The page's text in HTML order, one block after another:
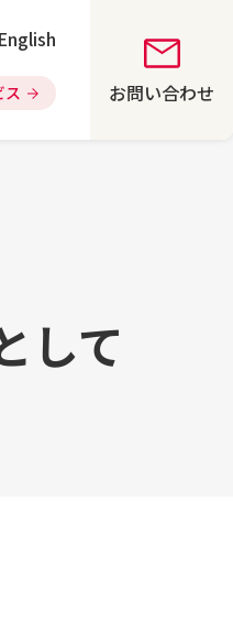
English
ス お問い合わせ
して